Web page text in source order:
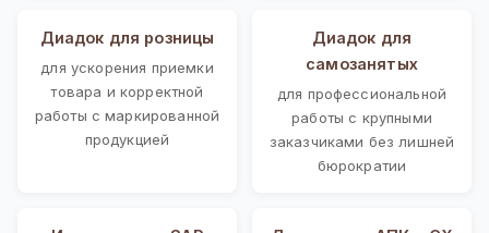
Диадок для розницы
для ускорения приемки
товара и корректной
работы с маркированной
продукцией
Диадок для
самозанятых
для профессиональной
работы с крупными
заказчиками без лишней
бюрократии